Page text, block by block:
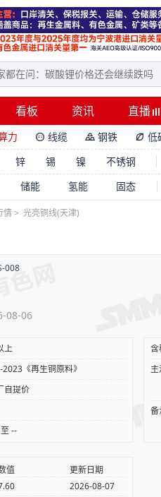
看板 资讯 直播
力  线缆  钢铁  低
锌 锡 镍 不锈钢
储能 氢能 固态
情> 光亮铜线(天津)
008
08-06
上
《再生铜原料》
自提价
--
含
主
备
值
更新日期
2026-08-07